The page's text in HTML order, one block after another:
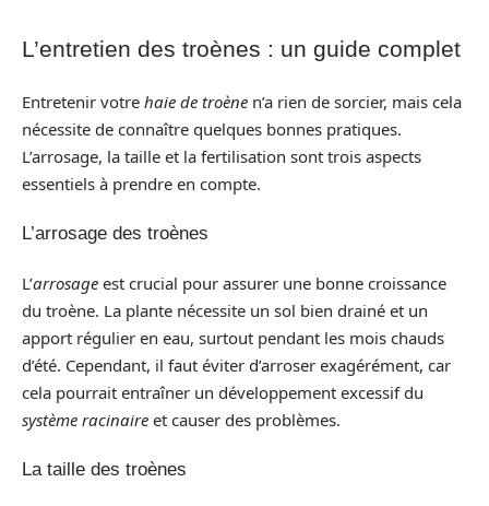
L’entretien des troènes : un guide complet
Entretenir votre haie de troène n’a rien de sorcier, mais cela
nécessite de connaître quelques bonnes pratiques.
L’arrosage, la taille et la fertilisation sont trois aspects
essentiels à prendre en compte.
L’arrosage des troènes
L’arrosage est crucial pour assurer une bonne croissance
du troène. La plante nécessite un sol bien drainé et un
apport régulier en eau, surtout pendant les mois chauds
d’été. Cependant, il faut éviter d’arroser exagérément, car
cela pourrait entraîner un développement excessif du
système racinaire et causer des problèmes.
La taille des troènes